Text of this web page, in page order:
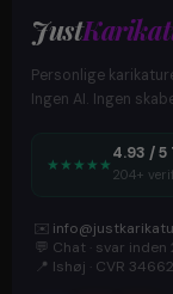
Just
Personlige
Ingen AI. Ingen
★ ★ ★ ★ ★
4.93 /
204+
✉️
💬 Chat · svar
📍 Ishøj · CVR